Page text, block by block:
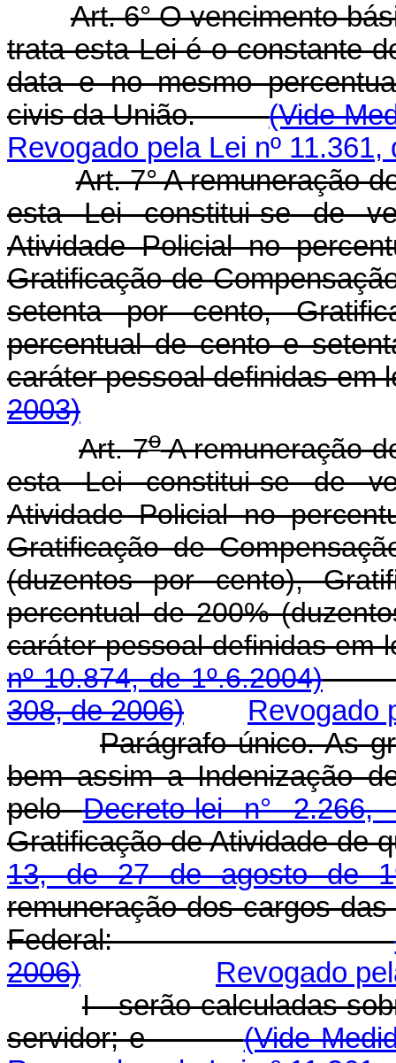
Art. 6° O vencimento
trata esta Lei é o constante
data e no mesmo
civis da União.(Vide
Revogado pela Lei nº 11.361,
Art. 7° A remuneração
esta Lei constitui-se de
Atividade Policial no
Gratificação de
setenta por cento,
percentual de cento e
caráter pessoal
2003)
Art. 7oA remuneração
esta Lei constitui-se de
Atividade Policial no
Gratificação de
(duzentos por cento),
percentual de 200%
caráter pessoal
nº 10.874, de 1º.6.2004)
308, de 2006)
Revogado
Parágrafo único. As
bem assim a Indenização
peloDecreto-lei n°
Gratificação de Atividade de
13, de 27 de agosto de
remuneração dos cargos
Federal:
2006)
Revogado
I - serão calculadas
servidor; e(Vide